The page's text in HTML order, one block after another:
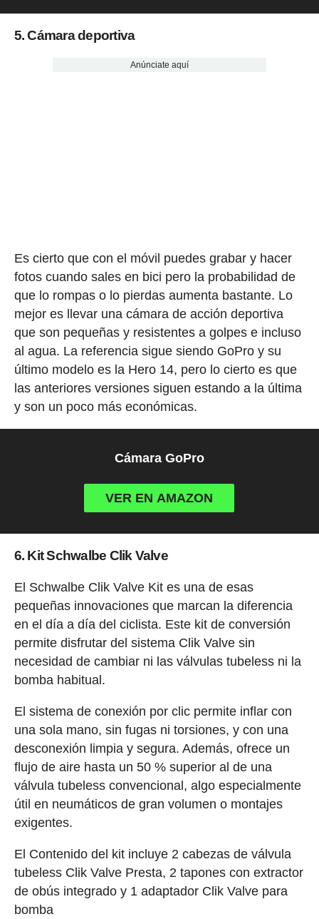
5. Cámara deportiva
Anúnciate aquí
Es cierto que con el móvil puedes grabar y hacer
fotos cuando sales en bici pero la probabilidad de
que lo rompas o lo pierdas aumenta bastante. Lo
mejor es llevar una cámara de acción deportiva
que son pequeñas y resistentes a golpes e incluso
al agua. La referencia sigue siendo GoPro y su
último modelo es la Hero 14, pero lo cierto es que
las anteriores versiones siguen estando a la última
y son un poco más económicas.
Cámara GoPro
VER EN AMAZON
6. Kit Schwalbe Clik Valve
El Schwalbe Clik Valve Kit es una de esas
pequeñas innovaciones que marcan la diferencia
en el día a día del ciclista. Este kit de conversión
permite disfrutar del sistema Clik Valve sin
necesidad de cambiar ni las válvulas tubeless ni la
bomba habitual.
El sistema de conexión por clic permite inflar con
una sola mano, sin fugas ni torsiones, y con una
desconexión limpia y segura. Además, ofrece un
flujo de aire hasta un 50 % superior al de una
válvula tubeless convencional, algo especialmente
útil en neumáticos de gran volumen o montajes
exigentes.
El Contenido del kit incluye 2 cabezas de válvula
tubeless Clik Valve Presta, 2 tapones con extractor
de obús integrado y 1 adaptador Clik Valve para
bomba